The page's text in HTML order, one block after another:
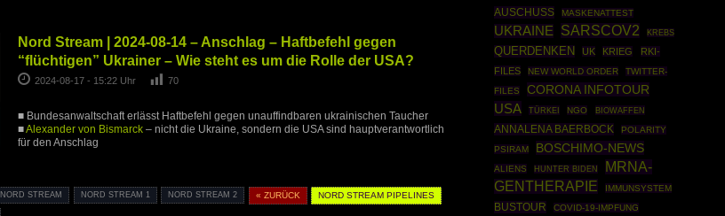
Nord Stream | 2024-08-14 – Anschlag – Haftbefehl gegen
“flüchtigen” Ukrainer – Wie steht es um die Rolle der USA?
2024-08-17 - 15:22 Uhr 70
■ Bundesanwaltschaft erlässt Haftbefehl gegen unauffindbaren ukrainischen Taucher
■Alexander von Bismarck– nicht die Ukraine, sondern die USA sind hauptverantwortlich
für den Anschlag
NORD STREAM NORD STREAM 1 NORD STREAM 2 « ZURÜCK NORD STREAM PIPELINES
AUSCHUSS
MASKENATTEST
UKRAINE SARSCOV2 KREBS
QUERDENKEN UK KRIEG
RKI-
FILES
NEW WORLD ORDER
TWITTER-
FILES
CORONA INFOTOUR
USA TÜRKEI NGO BIOWAFFEN
ANNALENA BAERBOCK
POLARITY
PSIRAM
BOSCHIMO-NEWS
ALIENS HUNTER BIDEN
MRNA-
GENTHERAPIE
IMMUNSYSTEM
BUSTOUR COVID-19-IMPFUNG